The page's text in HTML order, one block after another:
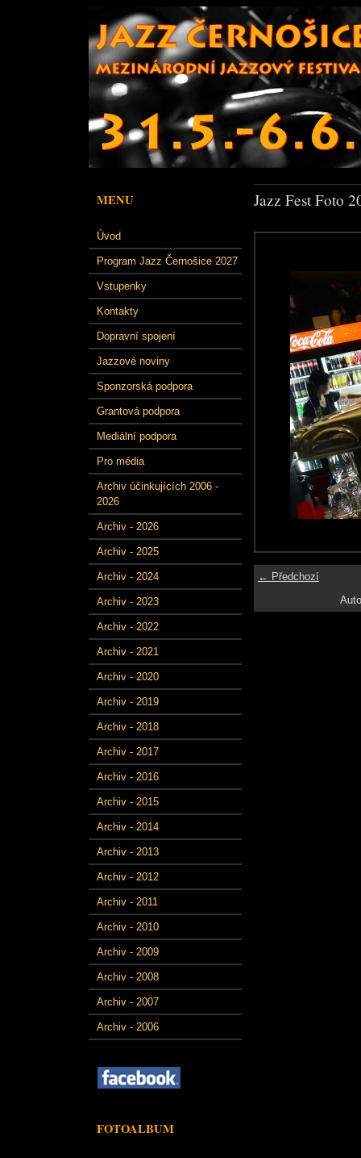
MENU
Úvod
Program Jazz Černošice 2027
Vstupenky
Kontakty
Dopravní spojení
Jazzové noviny
Sponzorská podpora
Grantová podpora
Mediální podpora
Pro média
Archiv účinkujících 2006 -
2026
Archiv - 2026
Archiv - 2025
Archiv - 2024
Archiv - 2023
Archiv - 2022
Archiv - 2021
Archiv - 2020
Archiv - 2019
Archiv - 2018
Archiv - 2017
Archiv - 2016
Archiv - 2015
Archiv - 2014
Archiv - 2013
Archiv - 2012
Archiv - 2011
Archiv - 2010
Archiv - 2009
Archiv - 2008
Archiv - 2007
Archiv - 2006
FOTOALBUM
Jazz Fest Foto
← Předchozí